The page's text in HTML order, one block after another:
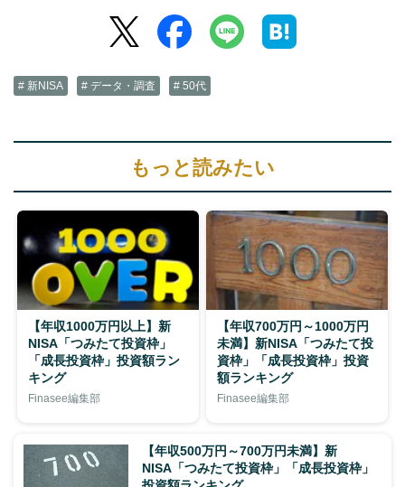
# 新NISA # データ・調査 # 50代
もっと読みたい
【年収1000万円以上】新
NISA「つみたて投資枠」
「成長投資枠」投資額ラン
キング
Finasee編集部
【年収700万円～1000万円
未満】新NISA「つみたて投
資枠」「成長投資枠」投資
額ランキング
Finasee編集部
【年収500万円～700万円未満】新
NISA「つみたて投資枠」「成長投資枠」